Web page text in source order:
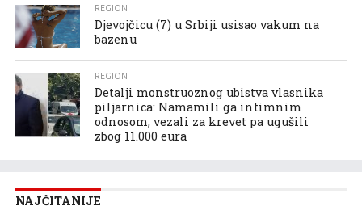
REGION
Djevojčicu (7) u Srbiji usisao vakum na
bazenu
REGION
Detalji monstruoznog ubistva vlasnika
piljarnica: Namamili ga intimnim
odnosom, vezali za krevet pa ugušili
zbog 11.000 eura
NAJČITANIJE